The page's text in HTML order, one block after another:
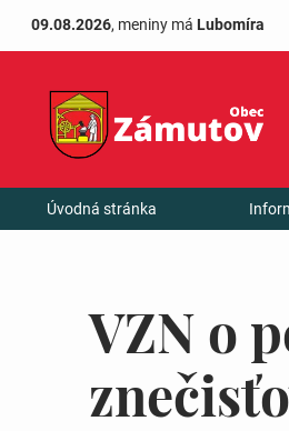
09.08.2026, meniny má Lubomíra
Úvodná stránka
VZN o